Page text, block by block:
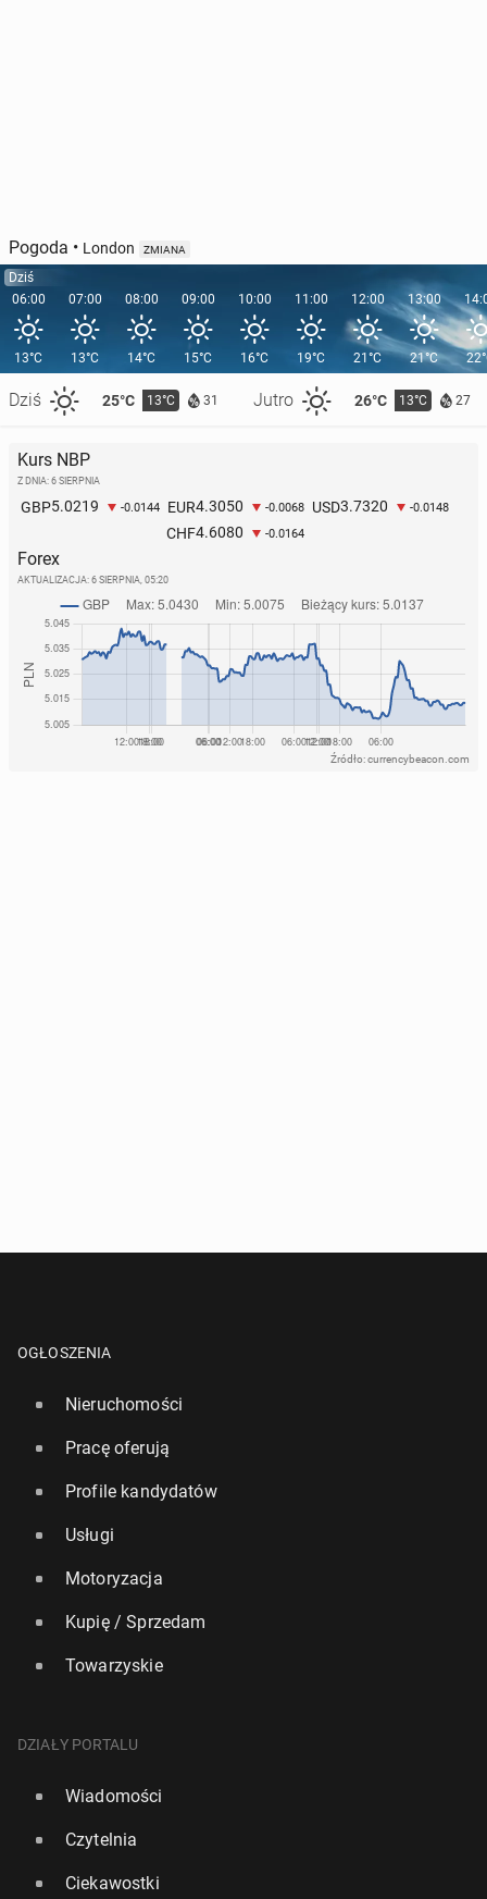
Pogoda • London ZMIANA
Dziś
06:00
13°C
Dziś 25°C 13°C 31 Jutro 26°C 13°C 27
07:00
13°C
08:00
14°C
09:00
15°C
10:00
16°C
11:00
19°C
12:00
21°C
13:00
21°C
Kurs NBP
Z DNIA: 6 SIERPNIA
GBP5.0219 -0.0144 EUR4.3050 -0.0068 USD3.7320 -0.0148
CHF4.6080 -0.0164
Forex
AKTUALIZACJA: 6 SIERPNIA, 05:20
Źródło: currencybeacon.com
OGŁOSZENIA
Nieruchomości
Pracę oferują
Profile kandydatów
Usługi
Motoryzacja
Kupię / Sprzedam
Towarzyskie
DZIAŁY PORTALU
Wiadomości
Czytelnia
Ciekawostki